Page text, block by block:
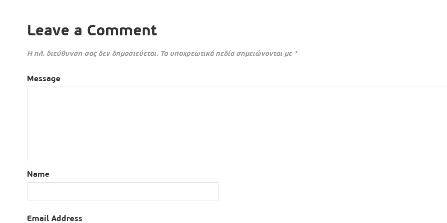
Leave a Comment
Η ηλ. διεύθυνση σας δεν δημοσιεύεται. Τα υποχρεωτικά πεδία σημειώνονται με *
Message
Name
Email Address